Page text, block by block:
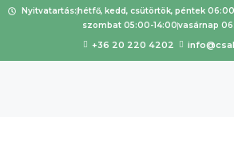
Nyitvatartás:hétfő, kedd, csütörtök, péntek
szombat 05:00-14:00vasárnap
+36 20 220 4202